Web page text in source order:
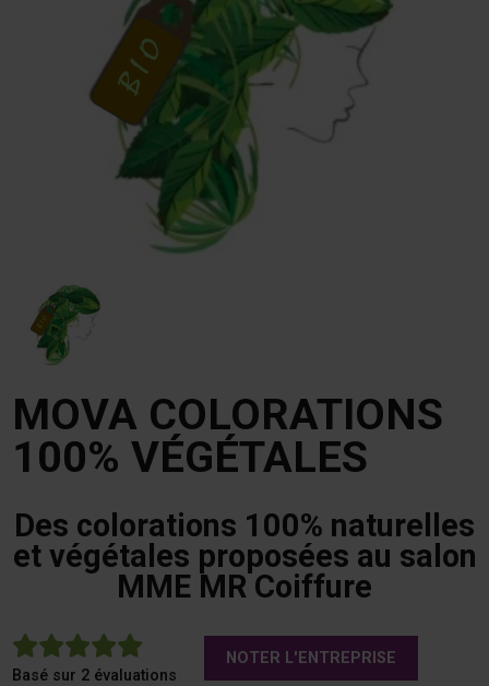
MOVA COLORATIONS
100% VÉGÉTALES
Des colorations 100% naturelles
et végétales proposées au salon
MME MR Coiffure
5
Basé sur 2 évaluations
NOTER L'ENTREPRISE